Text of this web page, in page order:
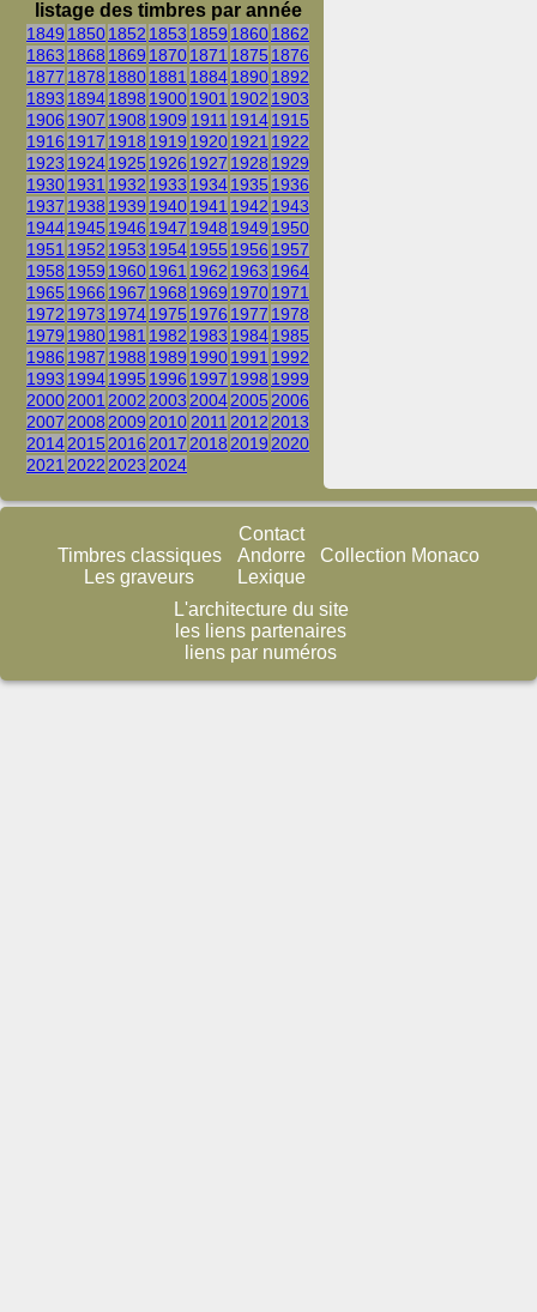
listage des timbres par année
1849 18501852 1853 1859 18601862
1863 1868 1869 18701871 1875 1876
1877 1878 18801881 188418901892
1893 18941898 19001901 1902 1903
1906 1907 1908 1909 1911 19141915
1916 1917 1918 1919 19201921 1922
1923 19241925 1926 1927 1928 1929
19301931 1932 1933 19341935 1936
1937 1938 1939 19401941 1942 1943
19441945 1946 1947 1948 1949 1950
1951 1952 1953 19541955 1956 1957
1958 1959 19601961 1962 1963 1964
1965 1966 1967 1968 1969 19701971
1972 1973 19741975 1976 1977 1978
1979 19801981 1982 1983 19841985
1986 1987 1988 1989 19901991 1992
1993 19941995 1996 1997 1998 1999
2000200120022003200420052006
2007200820092010201120122013
2014201520162017201820192020
2021202220232024
Timbres classiques
Les graveurs
Contact
Andorre
Lexique
Collection Monaco
L'architecture du site
les liens partenaires
liens par numéros